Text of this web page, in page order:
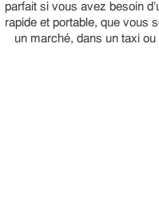
parfait si vous avez besoin
rapide et portable, que vous
un marché, dans un taxi